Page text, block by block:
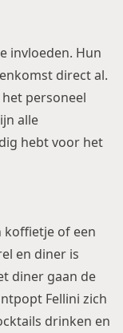
invloeden. Hun
direct al.
personeel
alle
hebt voor het
koffietje of een
en diner is
diner gaan de
Fellini zich
drinken en